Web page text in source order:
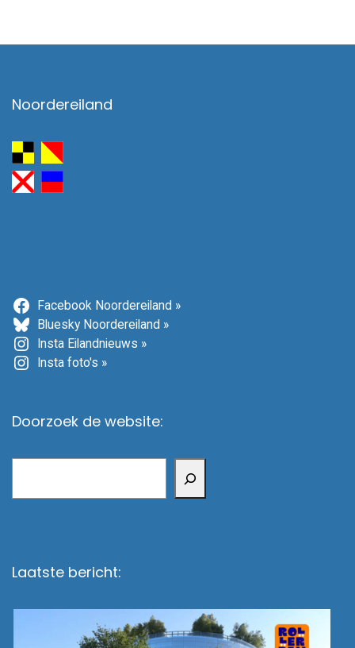
Noordereiland
Facebook Noordereiland »
Bluesky Noordereiland »
Insta Eilandnieuws »
Insta foto's »
Doorzoek de website:
Laatste bericht: